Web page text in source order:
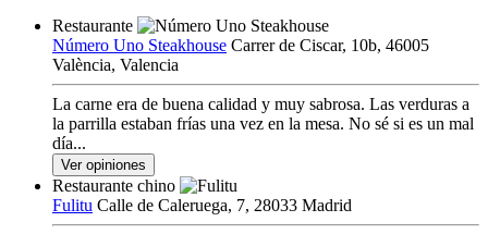
Restaurante
Número Uno Steakhouse Carrer de Ciscar, 10b, 46005
València, Valencia
La carne era de buena calidad y muy sabrosa. Las verduras a
la parrilla estaban frías una vez en la mesa. No sé si es un mal
día...
Ver opiniones
Restaurante chino
Fulitu Calle de Caleruega, 7, 28033 Madrid